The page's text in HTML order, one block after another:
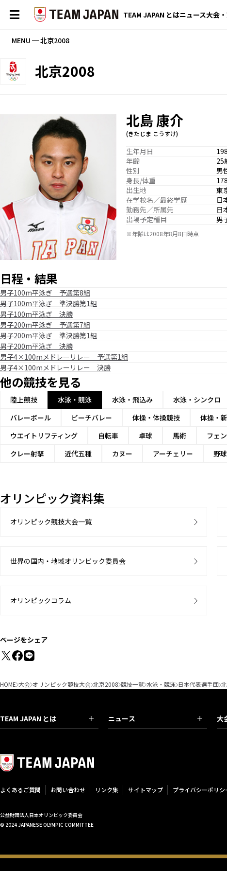
TEAM JAPAN とはニュース大会
MENU ─ 北京2008
北京2008
北島 康介
(きたじま こうすけ)
生年月日
年齢
25
性別
男
身長/体重
出生地
東
在学校名／最終学歴
日
勤務先／所属先
日
出場予定種目
男
※年齢は2008年8月8日時点
日程・結果
男子100m平泳ぎ 予選第8組
男子100m平泳ぎ 準決勝第1組
男子100m平泳ぎ 決勝
男子200m平泳ぎ 予選第7組
男子200m平泳ぎ 準決勝第1組
男子200m平泳ぎ 決勝
男子4×100mメドレーリレー 予選第1組
男子4×100mメドレーリレー 決勝
他の競技を見る
陸上競技 水泳・競泳 水泳・飛込み 水泳・シンクロ
バレーボール
ビーチバレー 体操・体操競技 体操・
ウエイトリフティング
自転車 卓球 馬術 フェ
クレー射撃
近代五種 カヌー アーチェリー 野球
オリンピック資料集
オリンピック競技大会一覧
世界の国内・地域オリンピック委員会
オリンピックコラム
ページをシェア
HOME 大会 オリンピック競技大会 北京2008 競技一覧 水泳・競泳 日本代表選手団
TEAM JAPAN とは ニュース 大
よくあるご質問 お問い合わせ リンク集 サイトマップ プライバシーポリシ
公益財団法人日本オリンピック委員会
© 2024 JAPANESE OLYMPIC COMMITTEE